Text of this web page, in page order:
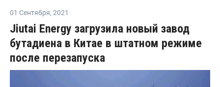
01 Сентября, 2021
Jiutai Energy загрузила новый завод
бутадиена в Китае в штатном режиме
после перезапуска